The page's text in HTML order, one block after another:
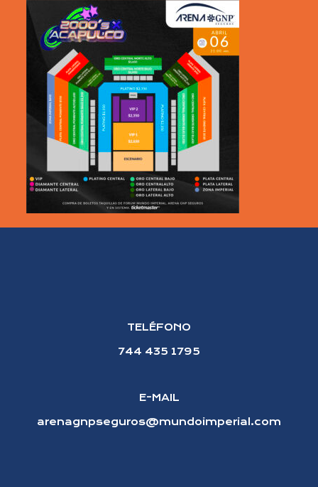
TELÉFONO
744 435 1795
E-MAIL
arenagnpseguros@mundoimperial.com